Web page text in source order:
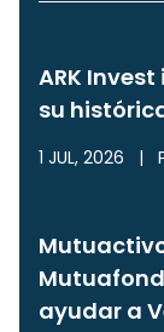
ARK
su
1 JUL, 2026 |
ayudar a